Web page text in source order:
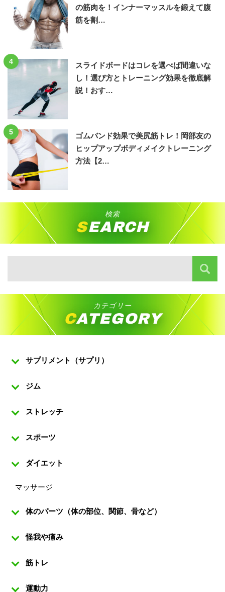
の筋肉を！インナーマッスルを鍛えて腹
筋を割…
4
スライドボードはコレを選べば間違いな
し！選び方とトレーニング効果を徹底解
説！おす…
5
ゴムバンド効果で美尻筋トレ！岡部友の
ヒップアップボディメイクトレーニング
方法【2…
検索
SEARCH
カテゴリー
CATEGORY
サプリメント（サプリ）
ジム
ストレッチ
スポーツ
ダイエット
マッサージ
体のパーツ（体の部位、関節、骨など）
怪我や痛み
筋トレ
運動力